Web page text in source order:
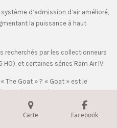
d’admission d’air amélioré,
la puissance à haut
recherchés par les collectionneurs
et certaines séries Ram Air IV.
The Goat » ? « Goat » est le
l’idée d’un véhicule agile et
version plus radicale introduite
Carte Facebook